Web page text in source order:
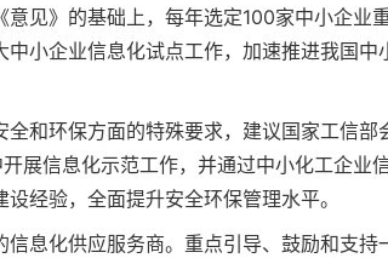
见》的基础上，每年选定100家中小企业
小企业信息化试点工作，加速推进我国中
和环保方面的特殊要求，建议国家工信部
展信息化示范工作，并通过中小化工企业
经验，全面提升安全环保管理水平。
息化供应服务商。重点引导、鼓励和支持